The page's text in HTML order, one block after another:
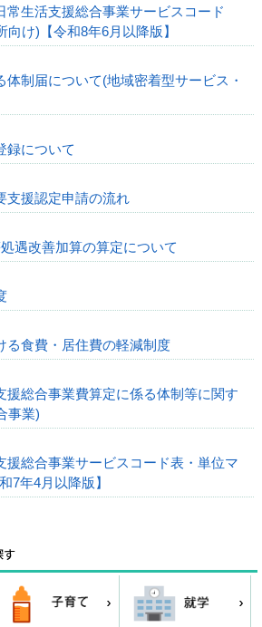
常生活支援総合事業サービスコード
向け)【令和8年6月以降版】
制届について(地域密着型サービス・
録について
援認定申請の流れ
遇改善加算の算定について
る食費・居住費の軽減制度
援総合事業費算定に係る体制等に関す
事業)
援総合事業サービスコード表・単位マ
7年4月以降版】